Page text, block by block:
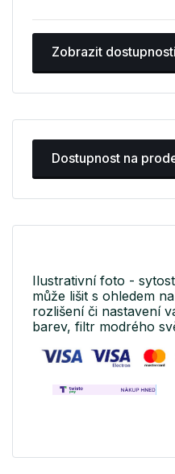
Zobrazit
Dostupnost na
Ilustrativní foto -
může lišit s ohledem
rozlišení či nastavení
barev, filtr modrého